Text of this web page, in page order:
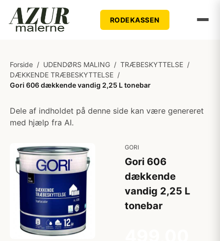
RODEKASSEN
Forside / UDENDØRS MALING / TRÆBESKYTTELSE /
DÆKKENDE TRÆBESKYTTELSE /
Gori 606 dækkende vandig 2,25 L tonebar
Dele af indholdet på denne side kan være genereret
med hjælp fra AI.
GORI
Gori 606
dækkende
vandig 2,25 L
tonebar